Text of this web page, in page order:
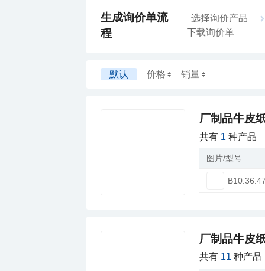
生成询价单流
程
选择询价产品
下载询价单
默认 价格 销量
厂制品牛皮
共有 1 种产品
图片/型号
厂制品牛皮
共有 11 种产品